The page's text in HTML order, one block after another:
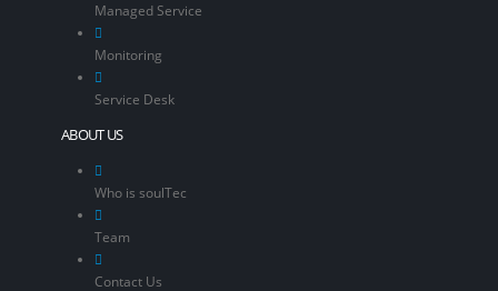
Managed Service
Monitoring
Service Desk
ABOUT US
Who is soulTec
Team
Contact Us